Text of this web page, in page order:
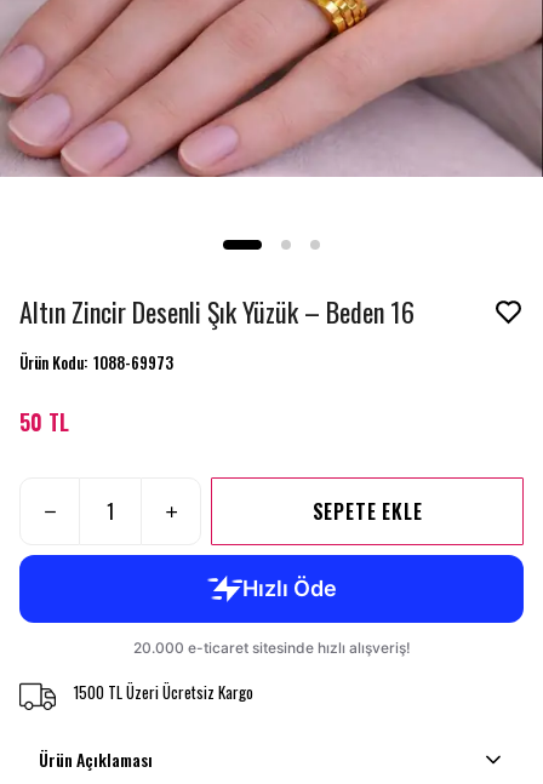
Altın Zincir Desenli Şık Yüzük – Beden 16
Ürün Kodu: 1088-69973
50 TL
SEPETE EKLE
1500 TL Üzeri Ücretsiz Kargo
Ürün Açıklaması